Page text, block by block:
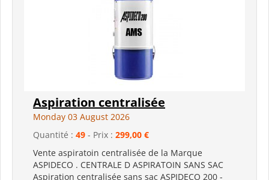
Aspiration centralisée
Monday 03 August 2026
Quantité : 49 - Prix : 299,00 €
Vente aspiratoin centralisée de la Marque
ASPIDECO . CENTRALE D ASPIRATOIN SANS SAC
Aspiration centralisée sans sac ASPIDECO 200 -